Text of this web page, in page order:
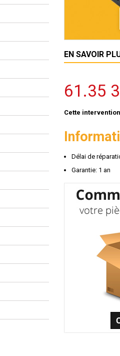
EN SAVOIR
61.35
Cette
Délai de
Garantie: 1 an